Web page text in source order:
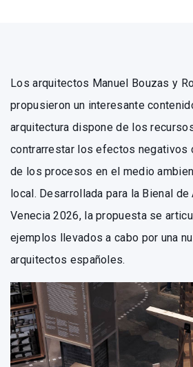
Los arquitectos Manuel Bouzas y
propusieron un interesante
arquitectura dispone de los
contrarrestar los efectos negativos
de los procesos en el medio
local. Desarrollada para la Bienal
Venecia 2026, la propuesta se
ejemplos llevados a cabo por una
arquitectos españoles.